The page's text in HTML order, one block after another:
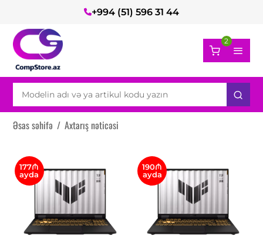
+994 (51) 596 31 44
2
Əsas səhifə / Axtarış nəticəsi
177₼
ayda
190₼
ayda